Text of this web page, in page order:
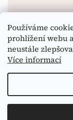
Používáme
prohlížení webu
neustále
Více informací
Copyright